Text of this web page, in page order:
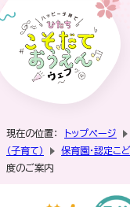
現在の位置： トップページ
（子育て）
保育園・認定こ
度のご案内